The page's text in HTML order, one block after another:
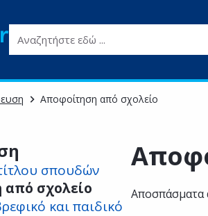
Αναζητήστε εδώ ...
Αποφοίτηση από σχολείο
Αποσπάσματα
σπουδών
σχολείο
και παιδικό